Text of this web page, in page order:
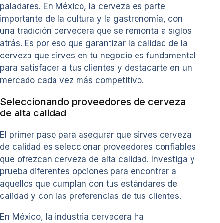
paladares. En México, la cerveza es parte
importante de la cultura y la gastronomía, con
una tradición cervecera que se remonta a siglos
atrás. Es por eso que garantizar la calidad de la
cerveza que sirves en tu negocio es fundamental
para satisfacer a tus clientes y destacarte en un
mercado cada vez más competitivo.
Seleccionando proveedores de cerveza
de alta calidad
El primer paso para asegurar que sirves cerveza
de calidad es seleccionar proveedores confiables
que ofrezcan cerveza de alta calidad. Investiga y
prueba diferentes opciones para encontrar a
aquellos que cumplan con tus estándares de
calidad y con las preferencias de tus clientes.
En México, la industria cervecera ha